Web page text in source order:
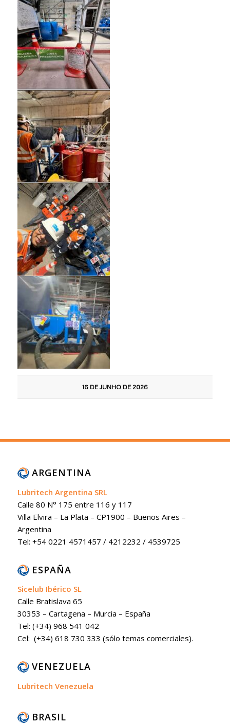
16 DE JUNHO DE 2026
ARGENTINA
Lubritech Argentina SRL
Calle 80 N° 175 entre 116 y 117
Villa Elvira – La Plata – CP1900 – Buenos Aires –
Argentina
Tel: +54 0221 4571457 / 4212232 / 4539725
ESPAÑA
Sicelub Ibérico SL
Calle Bratislava 65
30353 – Cartagena – Murcia – España
Tel: (+34) 968 541 042
Cel: (+34) 618 730 333 (sólo temas comerciales).
VENEZUELA
Lubritech Venezuela
BRASIL